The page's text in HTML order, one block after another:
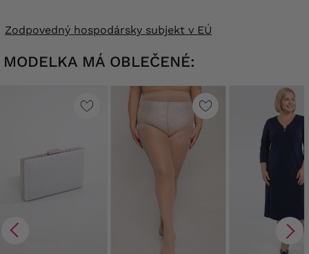
Zodpovedný hospodársky subjekt v EÚ
MODELKA MÁ OBLEČENÉ: